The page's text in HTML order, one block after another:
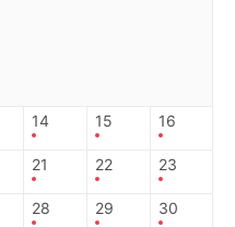
14 15 16
21 22 23
28 29 30